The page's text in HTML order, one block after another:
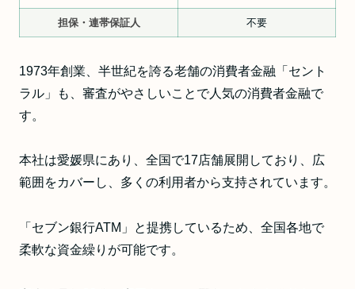
担保・連帯保証人 不要
1973年創業、半世紀を誇る老舗の消費者金融「セント
ラル」も、審査がやさしいことで人気の消費者金融で
す。
本社は愛媛県にあり、全国で17店舗展開しており、広
範囲をカバーし、多くの利用者から支持されています。
「セブン銀行ATM」と提携しているため、全国各地で
柔軟な資金繰りが可能です。